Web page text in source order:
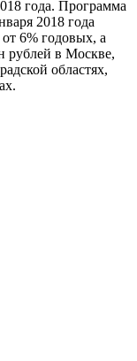
года. Программа
2018 года
6% годовых, а
рублей в Москве,
областях,